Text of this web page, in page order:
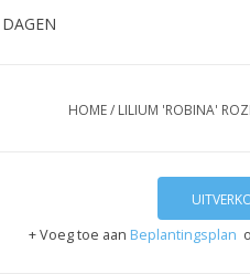
HOME/ LILIUM 'ROBINA'
+ Voeg toe aan Beplantingsplan